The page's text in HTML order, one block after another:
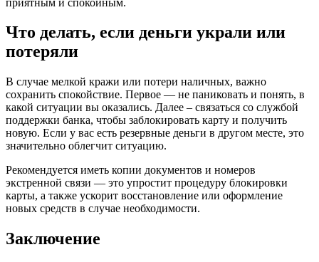
Что делать, если деньги украли или
потеряли
В случае мелкой кражи или потери наличных, важно
сохранить спокойствие. Первое — не паниковать и понять, в
какой ситуации вы оказались. Далее – связаться со службой
поддержки банка, чтобы заблокировать карту и получить
новую. Если у вас есть резервные деньги в другом месте, это
значительно облегчит ситуацию.
Рекомендуется иметь копии документов и номеров
экстренной связи — это упростит процедуру блокировки
карты, а также ускорит восстановление или оформление
новых средств в случае необходимости.
Заключение